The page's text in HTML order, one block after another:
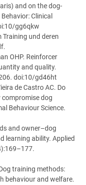
and on the dog-
Clinical
gg6qkw
und deren
OHP. Reinforcer
and quality.
doi:10/gd46ht
de Castro AC. Do
dog
Behaviour Science.
and owner–dog
learning ability. Applied
training methods:
behaviour and welfare.